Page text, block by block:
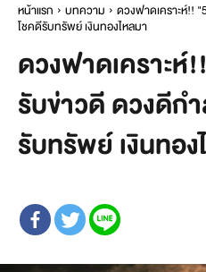
หน้าแรก บทความ
ดวงฟาดเคราะห์!!
โชคดีรับทรัพย์ เงินทองไหลมา
ดวงฟาดเคราะห์
รับข่าวดี ดวงดีก
รับทรัพย์ เงินทอง